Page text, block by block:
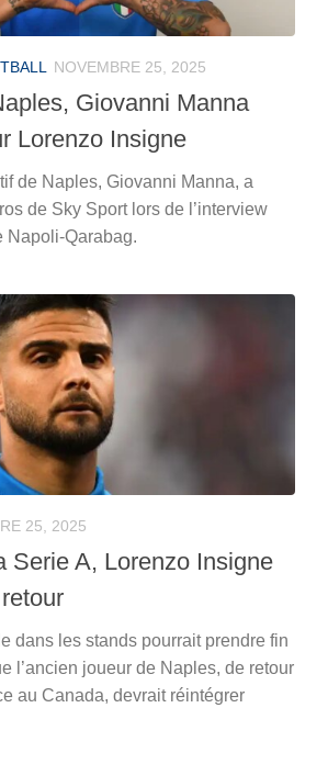
NOVEMBRE 25, 2025
Giovanni Manna
Lorenzo Insigne
de Naples, Giovanni Manna, a
de Sky Sport lors de l’interview
Napoli-Qarabag.
25, 2025
Serie A, Lorenzo Insigne
dans les stands pourrait prendre fin
l’ancien joueur de Naples, de retour
au Canada, devrait réintégrer